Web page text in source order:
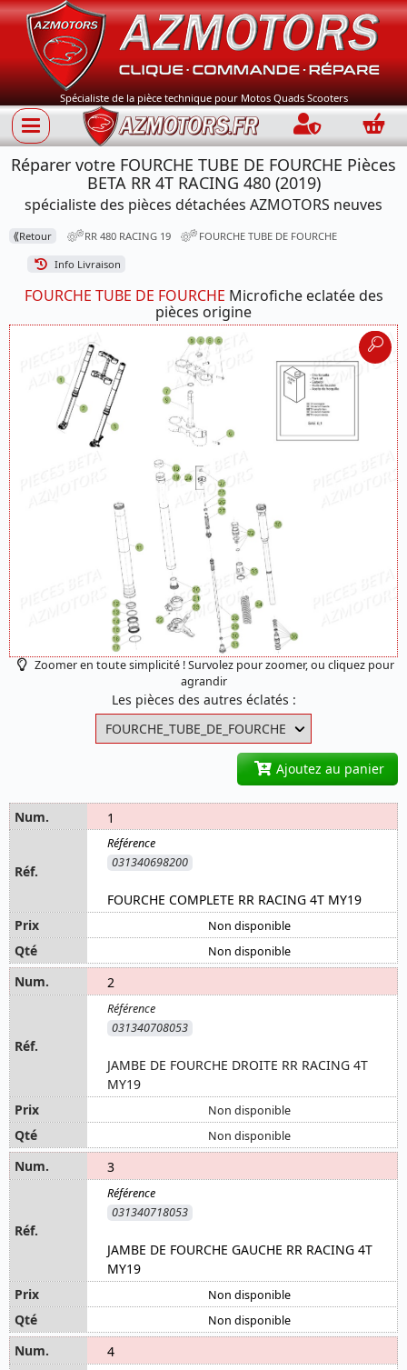
Spécialiste de la pièce technique pour Motos Quads Scooters
Connection
Réparer votre FOURCHE TUBE DE FOURCHE Pièces
BETA RR 4T RACING 480 (2019)
spécialiste des pièces détachées AZMOTORS neuves
⟪Retour RR 480 RACING 19 FOURCHE TUBE DE FOURCHE
Info Livraison
FOURCHE TUBE DE FOURCHE Microfiche eclatée des
pièces origine
Zoomer en toute simplicité ! Survolez pour zoomer, ou cliquez pour
agrandir
Les pièces des autres éclatés :
Ajoutez au panier
1
031340698200
FOURCHE COMPLETE RR RACING 4T MY19
Non disponible
Non disponible
2
031340708053
JAMBE DE FOURCHE DROITE RR RACING 4T
MY19
Non disponible
Non disponible
3
031340718053
JAMBE DE FOURCHE GAUCHE RR RACING 4T
MY19
Non disponible
Non disponible
4